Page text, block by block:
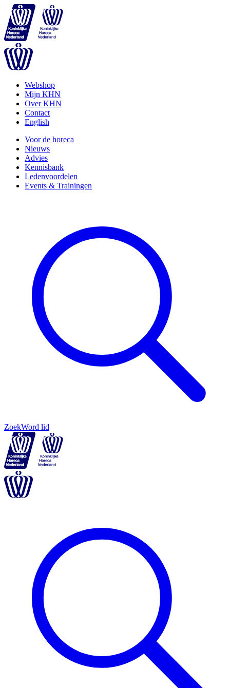
Webshop
Mijn KHN
Over KHN
Contact
English
Voor de horeca
Nieuws
Advies
Kennisbank
Ledenvoordelen
Events & Trainingen
ZoekWord lid